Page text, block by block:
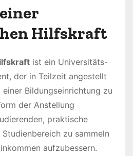
Hilfskraft
ist ein Universitäts-
der in Teilzeit angestellt
Bildungseinrichtung zu
der Anstellung
praktische
zu sammeln
aufzubessern.